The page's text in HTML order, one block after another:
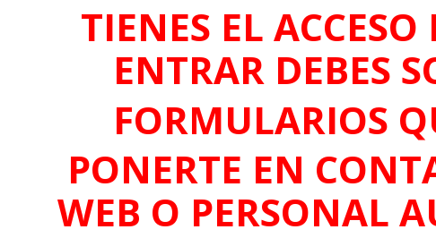
TIENES EL
ENTRAR DEBES
FORMULARIOS
PONERTE EN
WEB O PERSONAL